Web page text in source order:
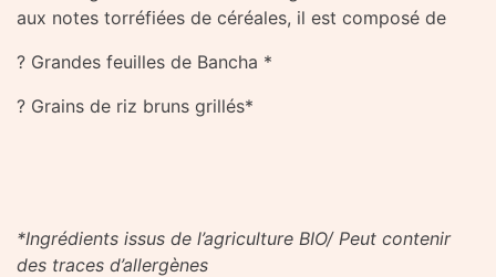
aux notes torréfiées de céréales, il est composé de
? Grandes feuilles de Bancha *
? Grains de riz bruns grillés*
*Ingrédients issus de l’agriculture BIO/ Peut contenir
des traces d’allergènes